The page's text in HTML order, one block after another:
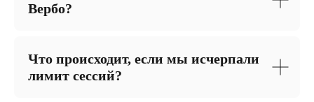
Вербо?
Что происходит, если мы исчерпали
лимит сессий?